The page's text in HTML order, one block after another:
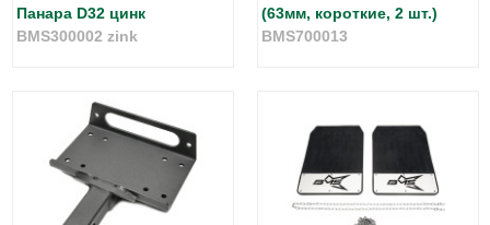
Панара D32 цинк
BMS300002 zink
(63мм, короткие, 2 шт.)
BMS700013